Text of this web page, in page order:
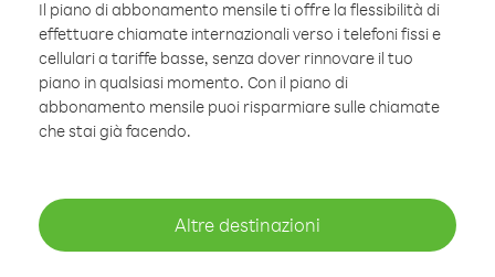
Il piano di abbonamento mensile ti offre la flessibilità di
effettuare chiamate internazionali verso i telefoni fissi e
cellulari a tariffe basse, senza dover rinnovare il tuo
piano in qualsiasi momento. Con il piano di
abbonamento mensile puoi risparmiare sulle chiamate
che stai già facendo.
Altre destinazioni